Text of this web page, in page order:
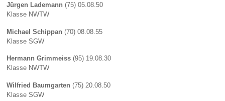
Jürgen Lademann (75) 05.08.50
Klasse NWTW
Michael Schippan (70) 08.08.55
Klasse SGW
Hermann Grimmeiss (95) 19.08.30
Klasse NWTW
Wilfried Baumgarten (75) 20.08.50
Klasse SGW